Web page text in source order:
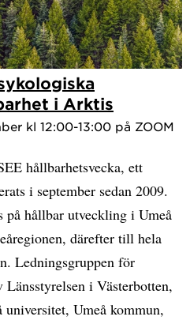
i Arktis
kl 12:00-13:00 på ZOOM
hållbarhetsvecka, ett
i september sedan 2009.
på hållbar utveckling i Umeå
därefter till hela
Ledningsgruppen för
Länsstyrelsen i Västerbotten,
Umeå kommun,